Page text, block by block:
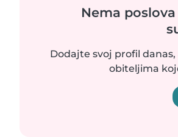
Nema
Dodajte svoj profil
obiteljima